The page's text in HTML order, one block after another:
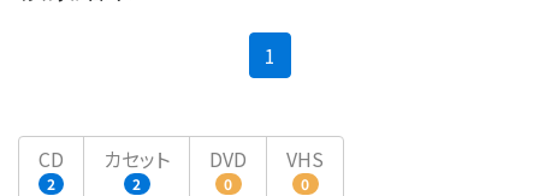
1
CD
2
カセット
2
DVD
0
VHS
0